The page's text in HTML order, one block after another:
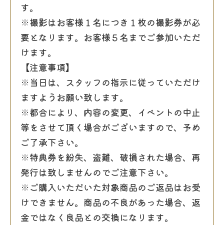
す。
※撮影はお客様１名につき１枚の撮影券が必
要となります。お客様５名までご参加いただ
けます。
【注意事項】
※当日は、スタッフの指示に従っていただけ
ますようお願い致します。
※都合により、内容の変更、イベントの中止
等をさせて頂く場合がございますので、予め
ご了承下さい。
※特典券を紛失、盗難、破損された場合、再
発行は致しませんのでご注意下さい。
※ご購入いただいた対象商品のご返品はお受
けできません。商品の不良があった場合、返
金ではなく良品との交換になります。